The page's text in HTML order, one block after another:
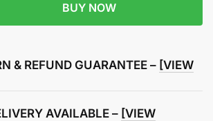
BUY NOW
& REFUND GUARANTEE – [VIEW
AVAILABLE – [VIEW